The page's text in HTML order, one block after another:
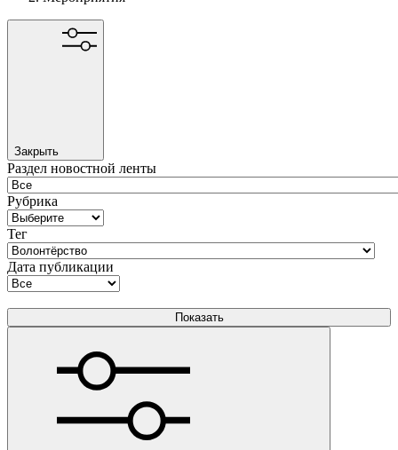
Закрыть
Раздел новостной ленты
Рубрика
Тег
Дата публикации